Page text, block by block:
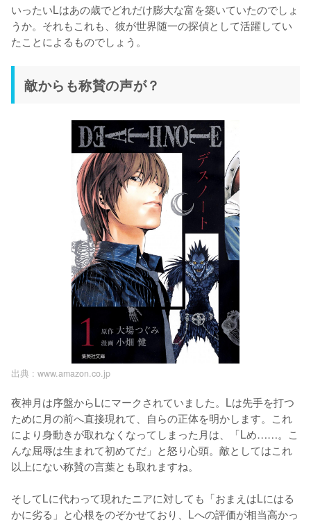
いったいLはあの歳でどれだけ膨大な富を築いていたのでしょ
うか。それもこれも、彼が世界随一の探偵として活躍してい
たことによるものでしょう。
敵からも称賛の声が？
出典 : www.amazon.co.jp
夜神月は序盤からLにマークされていました。Lは先手を打つ
ために月の前へ直接現れて、自らの正体を明かします。これ
により身動きが取れなくなってしまった月は、「Lめ……。こ
んな屈辱は生まれて初めてだ」と怒り心頭。敵としてはこれ
以上にない称賛の言葉とも取れますね。
そしてLに代わって現れたニアに対しても「おまえはLにはる
かに劣る」と心根をのぞかせており、Lへの評価が相当高かっ